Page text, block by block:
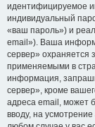
идентифицируемое
индивидуальный
«ваш пароль») и
email»). Ваша
сервер»
применяемыми в
информация,
сервер», кроме
адреса email, может
вводу, на